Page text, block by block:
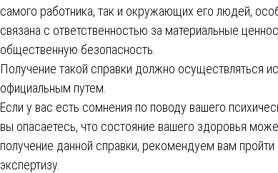
самого работника, так и окружающих его людей,
связана с ответственностью за материальные
общественную безопасность.
Получение такой справки должно осуществляться
официальным путем.
Если у вас есть сомнения по поводу вашего
вы опасаетесь, что состояние вашего здоровья
получение данной справки, рекомендуем вам
экспертизу.